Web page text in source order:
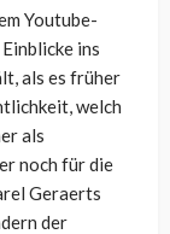
Youtube-
ins
als es früher
welch
als
noch für die
Geraerts
der